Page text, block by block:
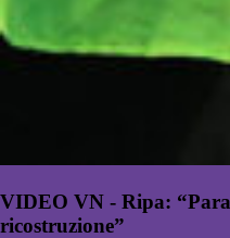
VIDEO VN - Ripa:
ricostruzione”